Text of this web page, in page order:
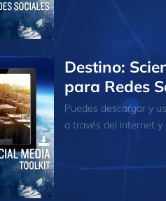
Destino:
para Redes
Puedes descargar y
a través del Internet y